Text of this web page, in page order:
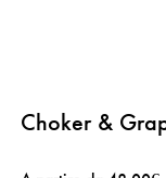
Choker &